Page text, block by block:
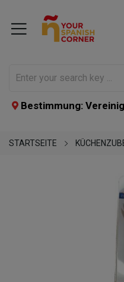
Bestimmung:
STARTSEITE